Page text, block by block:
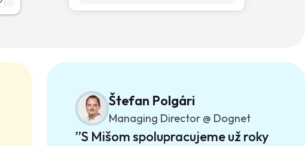
Štefan Polgári
Managing Director @ Dognet
”S Mišom spolupracujeme už roky